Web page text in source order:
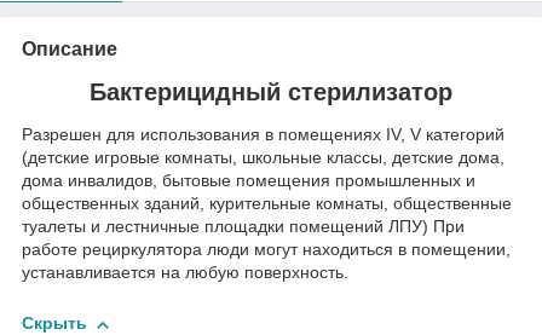
Описание
Бактерицидный стерилизатор
Разрешен для использования в помещениях IV, V категорий
(детские игровые комнаты, школьные классы, детские дома,
дома инвалидов, бытовые помещения промышленных и
общественных зданий, курительные комнаты, общественные
туалеты и лестничные площадки помещений ЛПУ) При
работе рециркулятора люди могут находиться в помещении,
устанавливается на любую поверхность.
Скрыть